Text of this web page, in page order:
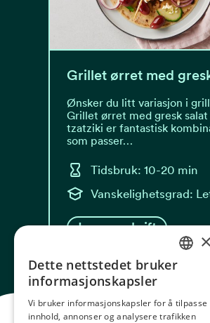
Grillet ørret med
Ønsker du litt variasjon i
Grillet ørret med gresk salat
tzatziki er fantastisk
som passer…
Tidsbruk: 10-20 min
Vanskelighetsgrad:
Les oppskrift
NORWEGIAN
GERMAN
×
Dette nettstedet bruker
informasjonskapsler
Vi bruker informasjonskapsler for å tilpasse
innhold, annonser og analysere trafikken